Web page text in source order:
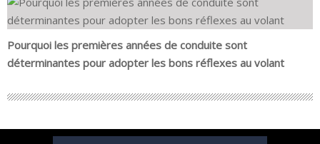
Pourquoi les premières années de conduite sont
déterminantes pour adopter les bons réflexes au volant